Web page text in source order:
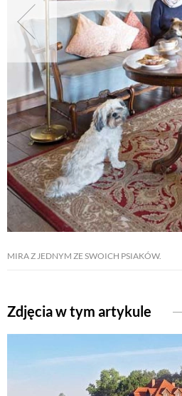
MIRA Z JEDNYM ZE SWOICH PSIAKÓW.
Zdjęcia w tym artykule
NATURALNA
DLA
EKO
ZWIERZĘTA W